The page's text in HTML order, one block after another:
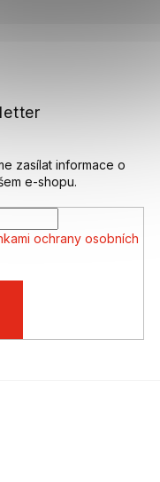
zasílat informace o
e-shopu.
ochrany osobních